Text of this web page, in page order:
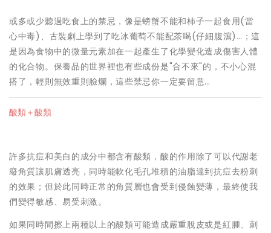
或多或少聽過吃食上的禁忌，像是螃蟹不能和柿子一起食用(當
心中毒)、古裝劇上學到了吃冰葡萄不能配茶喝(仔細腹瀉)…；這
是因為食物中的微量元素加在一起產生了化學變化造成傷害人體
的化合物。保養品的世界裡也有些成份是"合不來"的，不小心混
搭了，輕則無效重則臉爛，這些禁忌你一定要留意…
酸類＋酸類
許多抗痘和美白的成分中都含有酸類，酸的作用除了可以代謝老
廢角質讓肌膚透亮，同時能軟化毛孔堆積的油脂達到抗痘去粉刺
的效果；但於此同時正常的角質層也會受到侵蝕變薄，最終使我
們變得敏感、易受刺激。
如果同時間擦上兩種以上的酸類可能造成嚴重脫皮或是紅腫、刺